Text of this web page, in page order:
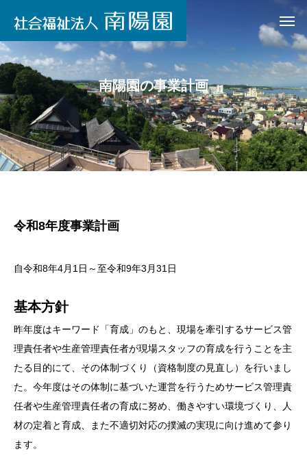
南陽園の事業計画
令和8年度事業計画
自令和8年4月1日～至令和9年3月31日
基本方針
昨年度はキーワード「育成」のもと、現場を牽引するサービス管
理責任者や生産管理責任者が現場スタッフの育成を行うことを主
たる目的にて、その体制づくり（資格制度の見直し）を行いまし
た。今年度はその体制に基づいた運営を行うためサービス管理責
任者や生産管理責任者の育成に努め、働きやすい環境づくり、人
材の定着と育成、また不適切対応の撲滅の実現に向け進めて参り
ます。